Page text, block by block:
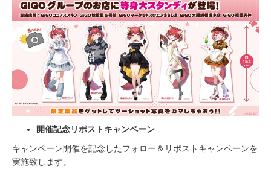
開催記念リポストキャンペーン
キャンペーン開催を記念したフォロー＆リポストキャンペーンを
実施致します。